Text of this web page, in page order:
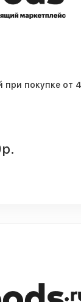
при покупке от